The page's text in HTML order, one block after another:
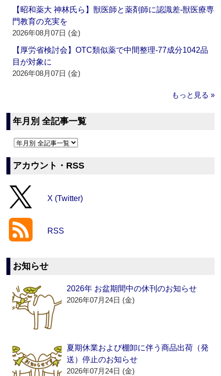
【昭和薬大 神林氏ら】獣医師と薬剤師に認識差‐獣医療専
門教育の充実を
2026年08月07日 (金)
【厚労省検討会】OTC類似薬で中間整理‐77成分1042品
目が対象に
2026年08月07日 (金)
もっと見る »
年月別 全記事一覧
アカウント・RSS
X (Twitter)
RSS
お知らせ
2026年 お盆期間中の休刊のお知らせ
2026年07月24日 (金)
夏期休業および棚卸に伴う商品出荷（発
送）停止のお知らせ
2026年07月24日 (金)